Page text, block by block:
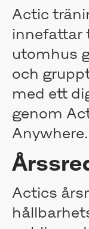
Actic
innefattar
utomhus
och
med ett
genom
Anywhere.
Actics